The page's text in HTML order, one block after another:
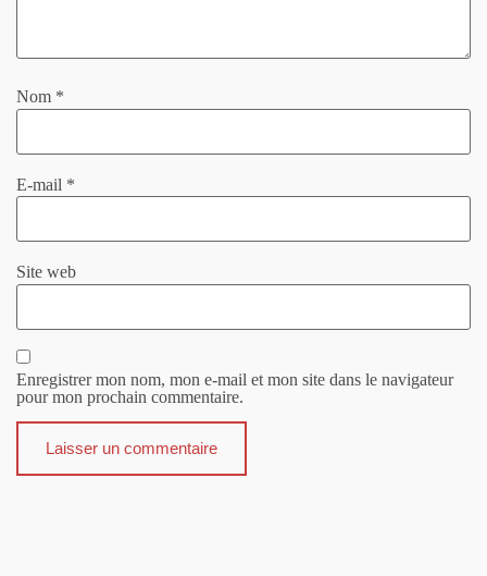
Nom *
E-mail *
Site web
Enregistrer mon nom, mon e-mail et mon site dans le navigateur
pour mon prochain commentaire.